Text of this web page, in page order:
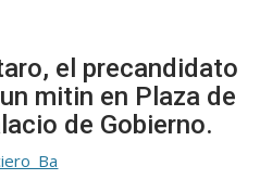
el precandidato
mitin en Plaza de
de Gobierno.